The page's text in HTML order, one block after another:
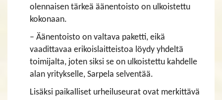
olennaisen tärkeä äänentoisto on ulkoistettu
kokonaan.
– Äänentoisto on valtava paketti, eikä
vaadittavaa erikoislaitteistoa löydy yhdeltä
toimijalta, joten siksi se on ulkoistettu kahdelle
alan yritykselle, Sarpela selventää.
Lisäksi paikalliset urheiluseurat ovat merkittävä